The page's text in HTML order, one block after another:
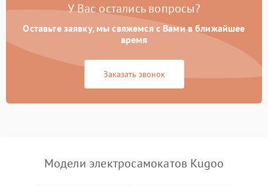
У Вас остались вопросы?
Оставьте заявку, мы свяжемся с Вами в ближайшее
время
Заказать звонок
Модели электросамокатов Kugoo